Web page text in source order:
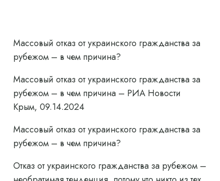
Массовый отказ от украинского гражданства за
рубежом – в чем причина?
Массовый отказ от украинского гражданства за
рубежом – в чем причина – РИА Новости
Крым, 09.14.2024
Массовый отказ от украинского гражданства за
рубежом – в чем причина?
Отказ от украинского гражданства за рубежом –